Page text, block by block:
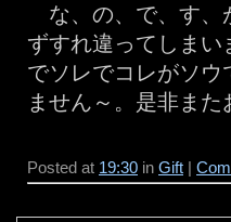
な、の、で、す、
ずすれ違ってしま
でソレでコレがソ
ません～。是非ま
Posted at 19:30 in Gift |